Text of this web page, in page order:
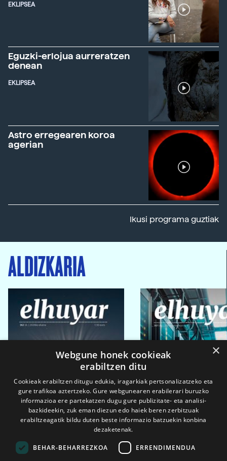
EKLIPSEA
Eguzki-erlojua aurreratzen
denean
EKLIPSEA
Astro erregearen koroa
agerian
Ikusi programa guztiak
ALDIZKARIA
×
Webgune honek cookieak
erabiltzen ditu
Cookieak erabiltzen ditugu edukia, iragarkiak pertsonalizatzeko eta
gure trafikoa aztertzeko. Gure webgunearen erabilerari buruzko
informazioa ere partekatzen dugu gure publizitate- eta analisi-
bazkideekin, zuk eman diezun edo haiek beren zerbitzuak
erabiltzeagatik bildu duten beste informazio batzuekin konbina
dezaketenak.
BEHAR-BEHARREZKOA ERRENDIMENDUA